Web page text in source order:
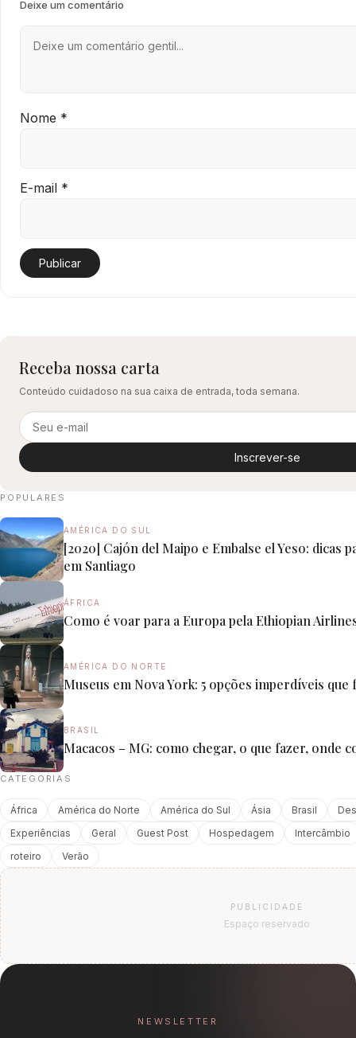
Deixe um comentário
Nome *
E-mail *
Receba nossa carta
Conteúdo cuidadoso na sua caixa de entrada, toda semana.
Inscrever-se
POPULARES
AMÉRICA DO SUL
[2020] Cajón del Maipo e Embalse el Yeso: dicas
em Santiago
ÁFRICA
Como é voar para a Europa pela Ethiopian
AMÉRICA DO NORTE
Museus em Nova York: 5 opções imperdíveis
BRASIL
Macacos – MG: como chegar, o que fazer, onde
CATEGORIAS
África América do Norte América do Sul Ásia Brasil
Experiências
Geral Guest Post Hospedagem
Intercâmbio
roteiro
Verão
PUBLICIDADE
Espaço reservado
NEWSLETTER